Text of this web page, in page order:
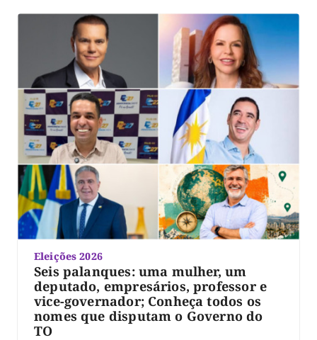
Eleições 2026
Seis palanques: uma mulher, um
deputado, empresários, professor e
vice-governador; Conheça todos os
nomes que disputam o Governo do
TO